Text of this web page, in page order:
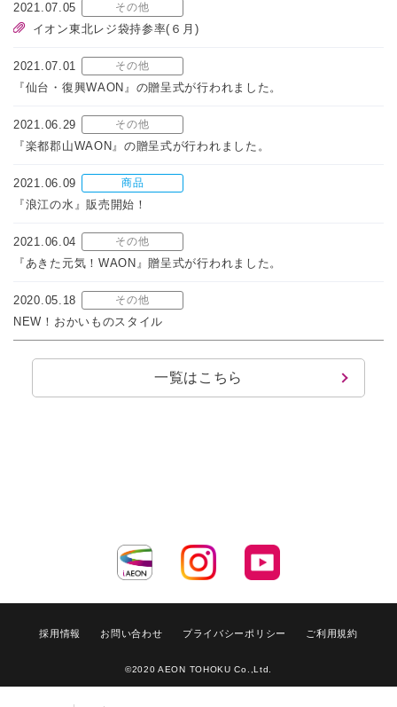
2021.07.05 その他
イオン東北レジ袋持参率(６月)
2021.07.01 その他
『仙台・復興WAON』の贈呈式が行われました。
2021.06.29 その他
『楽都郡山WAON』の贈呈式が行われました。
2021.06.09 商品
『浪江の水』販売開始！
2021.06.04 その他
『あきた元気！WAON』贈呈式が行われました。
2020.05.18 その他
NEW！おかいものスタイル
一覧はこちら
採用情報 お問い合わせ プライバシーポリシー ご利用規約
©2020 AEON TOHOKU Co.,Ltd.